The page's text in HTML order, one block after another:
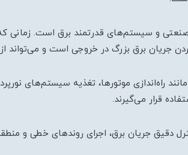
صنعتی و سیستم‌های قدرتمند برق است. زمانی
جریان برق بزرگ در خروجی است و می‌تواند
مانند راه‌اندازی موتورها، تغذیه سیستم‌های
قرار می‌گیرند.
دقیق جریان برق، اجرای روندهای خطی